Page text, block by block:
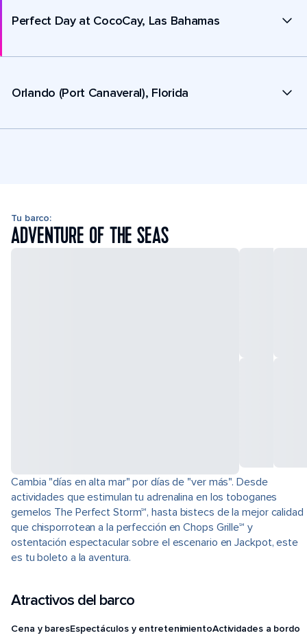
Perfect Day at CocoCay, Las Bahamas
Orlando (Port Canaveral), Florida
Tu barco:
ADVENTURE OF THE SEAS
Cambia "días en alta mar" por días de "ver más". Desde
actividades que estimulan tu adrenalina en los toboganes
gemelos The Perfect Storm℠, hasta bistecs de la mejor calidad
que chisporrotean a la perfección en Chops Grille℠ y
ostentación espectacular sobre el escenario en Jackpot, este
es tu boleto a la aventura.
Atractivos del barco
Cena y baresEspectáculos y entretenimientoActividades a bordo